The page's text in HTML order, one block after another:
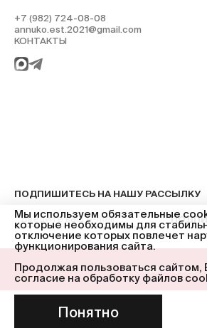
ПОДПИШИТЕСЬ НА НАШУ РАССЫЛКУ
+7 (982) 724-08-08
annuko.est.2021@gmail.com
КОНТАКТЫ
© ANNUKO 2025
Мы используем обязательные
которые необходимы для
отключение которых повлечет
функционирования сайта.
Продолжая пользоваться
согласие на обработку файлов
Понятно